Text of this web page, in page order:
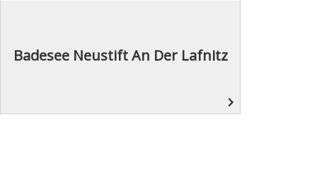
Badesee Neustift An Der Lafnitz
navigate_next